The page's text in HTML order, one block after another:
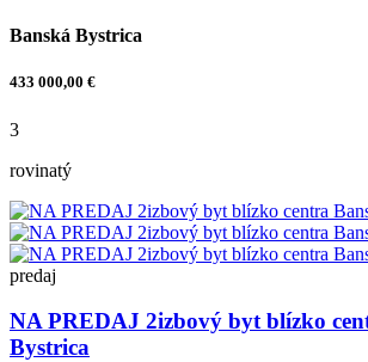
Banská Bystrica
433 000,00 €
3
rovinatý
predaj
NA PREDAJ 2izbový byt blízko
Bystrica